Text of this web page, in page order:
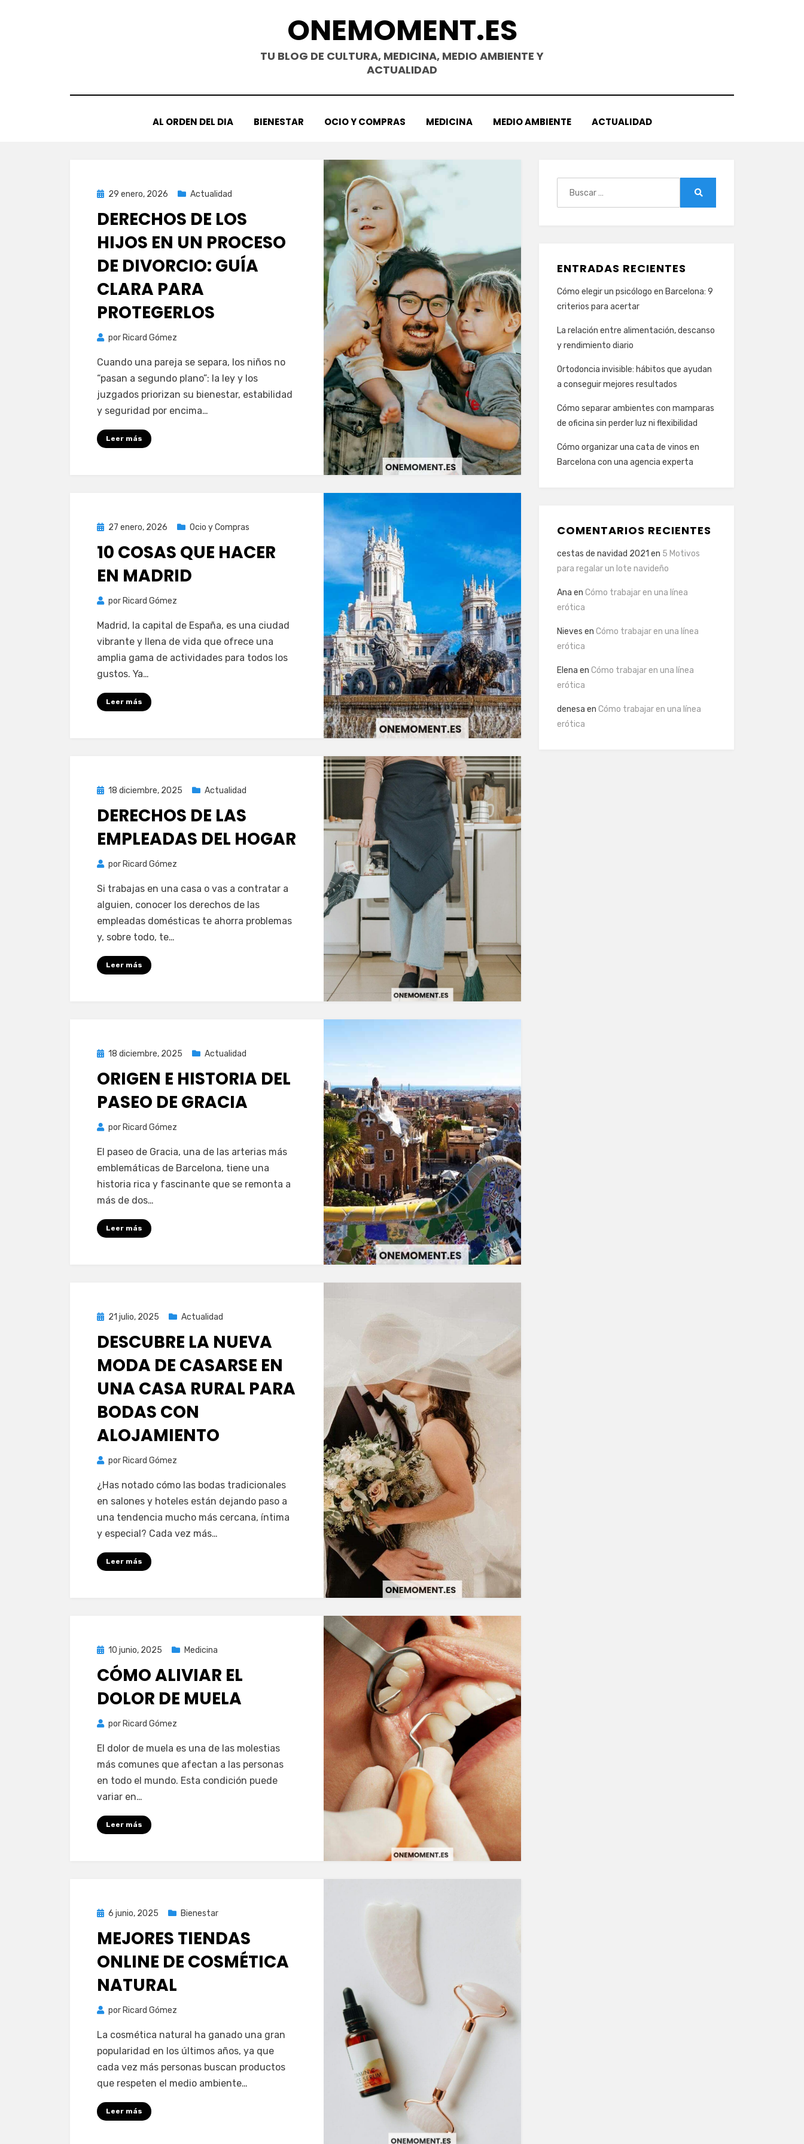
ONEMOMENT.ES
TU BLOG DE CULTURA, MEDICINA, MEDIO AMBIENTE Y
ACTUALIDAD
AL ORDEN DEL DIA BIENESTAR OCIO Y COMPRAS MEDICINA MEDIO AMBIENTE ACTUALIDAD
Publicada
29 enero, 2026 Actualidad
DERECHOS DE LOS
HIJOS EN UN PROCESO
DE DIVORCIO: GUÍA
CLARA PARA
PROTEGERLOS
por Ricard Gómez
Cuando una pareja se separa, los niños no
“pasan a segundo plano”: la ley y los
juzgados priorizan su bienestar, estabilidad
y seguridad por encima…
Leer más
Publicada
27 enero, 2026 Ocio y Compras
10 COSAS QUE HACER
EN MADRID
por Ricard Gómez
Madrid, la capital de España, es una ciudad
vibrante y llena de vida que ofrece una
amplia gama de actividades para todos los
gustos. Ya…
Leer más
Publicada
18 diciembre, 2025 Actualidad
DERECHOS DE LAS
EMPLEADAS DEL HOGAR
por Ricard Gómez
Si trabajas en una casa o vas a contratar a
alguien, conocer los derechos de las
empleadas domésticas te ahorra problemas
y, sobre todo, te…
Leer más
Publicada
18 diciembre, 2025 Actualidad
ORIGEN E HISTORIA DEL
PASEO DE GRACIA
por Ricard Gómez
El paseo de Gracia, una de las arterias más
emblemáticas de Barcelona, tiene una
historia rica y fascinante que se remonta a
más de dos…
Leer más
Publicada
21 julio, 2025 Actualidad
DESCUBRE LA NUEVA
MODA DE CASARSE EN
UNA CASA RURAL PARA
BODAS CON
ALOJAMIENTO
por Ricard Gómez
¿Has notado cómo las bodas tradicionales
en salones y hoteles están dejando paso a
una tendencia mucho más cercana, íntima
y especial? Cada vez más…
Leer más
Publicada
10 junio, 2025 Medicina
CÓMO ALIVIAR EL
DOLOR DE MUELA
por Ricard Gómez
El dolor de muela es una de las molestias
más comunes que afectan a las personas
en todo el mundo. Esta condición puede
variar en…
Leer más
Publicada
6 junio, 2025 Bienestar
MEJORES TIENDAS
ONLINE DE COSMÉTICA
NATURAL
por Ricard Gómez
La cosmética natural ha ganado una gran
popularidad en los últimos años, ya que
cada vez más personas buscan productos
que respeten el medio ambiente…
Leer más
ENTRADAS RECIENTES
Cómo elegir un psicólogo en Barcelona: 9
criterios para acertar
La relación entre alimentación, descanso
y rendimiento diario
Ortodoncia invisible: hábitos que ayudan
a conseguir mejores resultados
Cómo separar ambientes con mamparas
de oficina sin perder luz ni flexibilidad
Cómo organizar una cata de vinos en
Barcelona con una agencia experta
COMENTARIOS RECIENTES
cestas de navidad 2021 en 5 Motivos
para regalar un lote navideño
Ana en Cómo trabajar en una línea
erótica
Nieves en Cómo trabajar en una línea
erótica
Elena en Cómo trabajar en una línea
erótica
denesa en Cómo trabajar en una línea
erótica